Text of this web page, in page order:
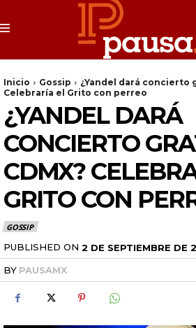
Inicio Gossip
¿Yandel dará concierto
Celebraría el Grito con perreo
¿YANDEL DARÁ
CONCIERTO
CDMX?
GRITO CON
GOSSIP
PUBLISHED ON 2 DE SEPTIEMBRE DE
BY PAUSAMX